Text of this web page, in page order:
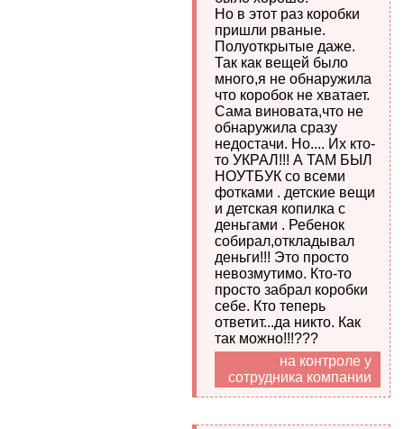
Но в этот раз коробки
пришли рваные.
Полуоткрытые даже.
Так как вещей было
много,я не обнаружила
что коробок не хватает.
Сама виновата,что не
обнаружила сразу
недостачи. Но.... Их кто-
то УКРАЛ!!! А ТАМ БЫЛ
НОУТБУК со всеми
фотками . детские вещи
и детская копилка с
деньгами . Ребенок
собирал,откладывал
деньги!!! Это просто
невозмутимо. Кто-то
просто забрал коробки
себе. Кто теперь
ответит...да никто. Как
так можно!!!???
на контроле у
сотрудника компании